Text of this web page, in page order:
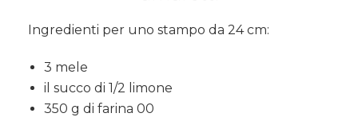
Ingredienti per uno stampo da 24 cm:
3 mele
il succo di 1/2 limone
350 g di farina 00